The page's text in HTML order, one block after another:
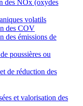
des NOx (oxydes
volatils
des COV
des émissions de
poussières ou
de réduction des
et valorisation des